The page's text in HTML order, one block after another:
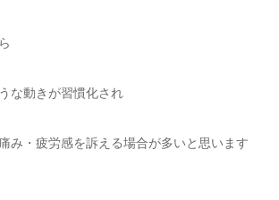
な動きが習慣化され
み・疲労感を訴える場合が多いと思います